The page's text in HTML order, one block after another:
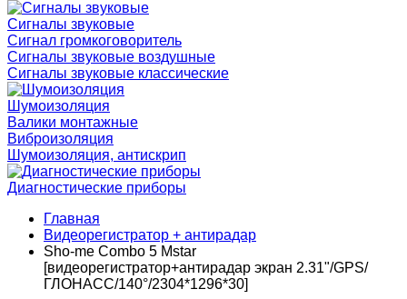
Сигналы звуковые
Сигнал громкоговоритель
Сигналы звуковые воздушные
Сигналы звуковые классические
Шумоизоляция
Валики монтажные
Виброизоляция
Шумоизоляция, антискрип
Диагностические приборы
Главная
Видеорегистратор + антирадар
Sho-me Combo 5 Mstar
[видеорегистратор+антирадар экран 2.31"/GPS/
ГЛОНАСС/140°/2304*1296*30]